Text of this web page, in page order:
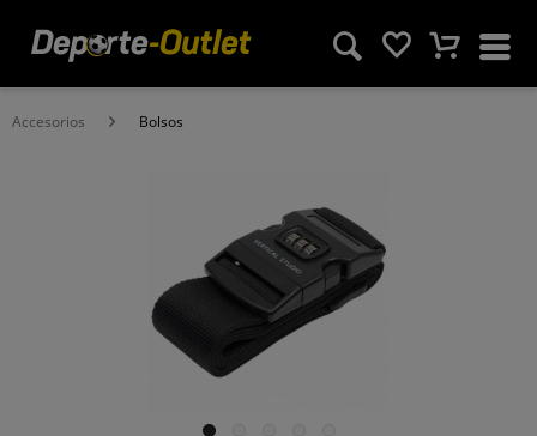
Accesorios Bolsos